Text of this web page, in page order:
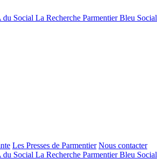
du Social La Recherche Parmentier Bleu Social
Les Presses de Parmentier Nous contacter
du Social La Recherche Parmentier Bleu Social